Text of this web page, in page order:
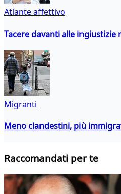
Atlante affettivo
Tacere davanti alle
Migranti
Meno clandestini, più
Raccomandati per te